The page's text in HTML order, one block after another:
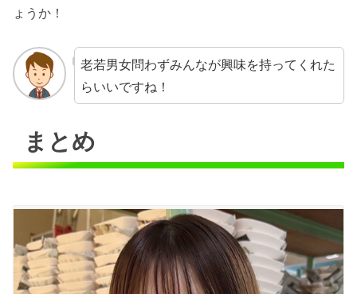
ょうか！
老若男女問わずみんなが興味を持ってくれた
らいいですね！
まとめ